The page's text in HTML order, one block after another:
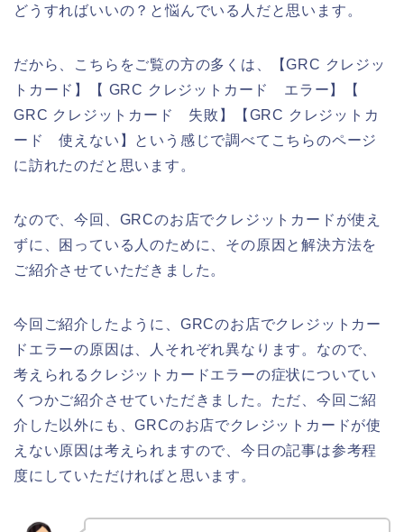
どうすればいいの？と悩んでいる人だと思います。
だから、こちらをご覧の方の多くは、【GRC クレジッ
トカード】【 GRC クレジットカード エラー】【
GRC クレジットカード 失敗】【GRC クレジットカ
ード 使えない】という感じで調べてこちらのページ
に訪れたのだと思います。
なので、今回、GRCのお店でクレジットカードが使え
ずに、困っている人のために、その原因と解決方法を
ご紹介させていただきました。
今回ご紹介したように、GRCのお店でクレジットカー
ドエラーの原因は、人それぞれ異なります。なので、
考えられるクレジットカードエラーの症状についてい
くつかご紹介させていただきました。ただ、今回ご紹
介した以外にも、GRCのお店でクレジットカードが使
えない原因は考えられますので、今日の記事は参考程
度にしていただければと思います。